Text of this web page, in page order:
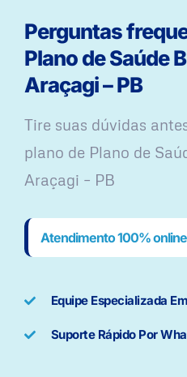
Perguntas
Plano de Saúde
Araçagi – PB
Tire suas dúvidas
plano ​de Plano de
Araçagi – PB
Atendimento 100% online
Equipe Especializada
Suporte Rápido Por